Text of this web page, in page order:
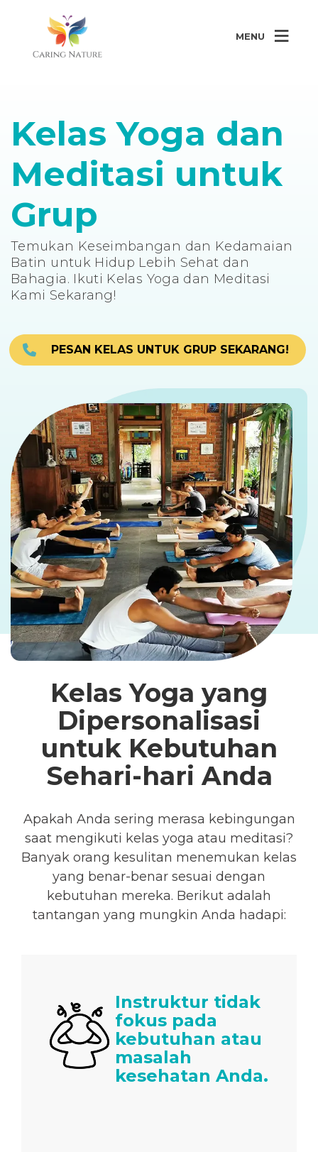
MENU
Kelas Yoga dan
Meditasi untuk
Grup
Temukan Keseimbangan dan Kedamaian
Batin untuk Hidup Lebih Sehat dan
Bahagia. Ikuti Kelas Yoga dan Meditasi
Kami Sekarang!
PESAN KELAS UNTUK GRUP SEKARANG!
Kelas Yoga yang
Dipersonalisasi
untuk Kebutuhan
Sehari-hari Anda
Apakah Anda sering merasa kebingungan
saat mengikuti kelas yoga atau meditasi?
Banyak orang kesulitan menemukan kelas
yang benar-benar sesuai dengan
kebutuhan mereka. Berikut adalah
tantangan yang mungkin Anda hadapi:
Instruktur tidak
fokus pada
kebutuhan atau
masalah
kesehatan Anda.